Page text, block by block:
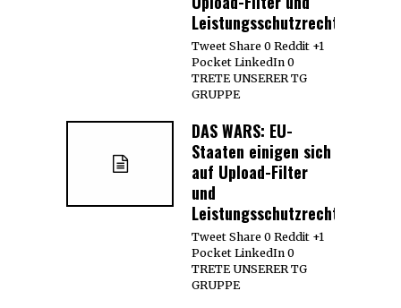
Leistungsschutzrecht
Tweet Share 0 Reddit +1
Pocket LinkedIn 0
TRETE UNSERER TG
GRUPPE
DAS WARS: EU-
Staaten einigen sich
auf Upload-Filter
und
Leistungsschutzrecht
Tweet Share 0 Reddit +1
Pocket LinkedIn 0
TRETE UNSERER TG
GRUPPE